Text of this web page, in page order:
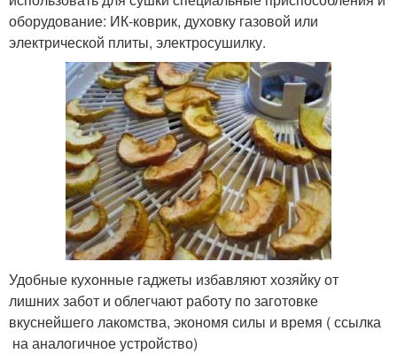
оборудование: ИК-коврик, духовку газовой или
электрической плиты, электросушилку.
Удобные кухонные гаджеты избавляют хозяйку от
лишних забот и облегчают работу по заготовке
вкуснейшего лакомства, экономя силы и время ( ссылка
на аналогичное устройство)